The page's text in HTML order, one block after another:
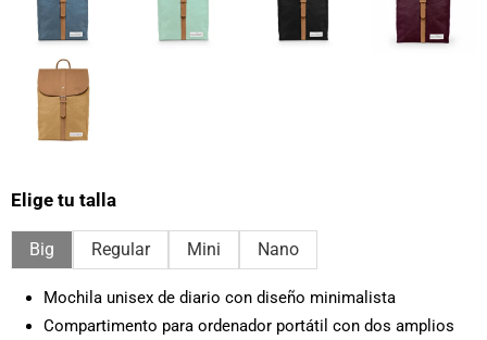
Elige tu talla
Big Regular Mini Nano
Mochila unisex de diario con diseño minimalista
Compartimento para ordenador portátil con dos amplios